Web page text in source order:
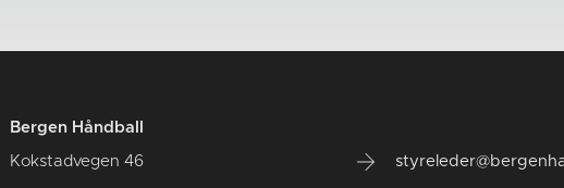
Bergen Håndball
Kokstadvegen 46